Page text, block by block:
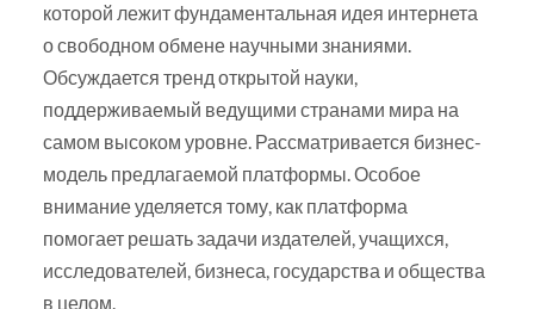
которой лежит фундаментальная идея интернета
о свободном обмене научными знаниями.
Обсуждается тренд открытой науки,
поддерживаемый ведущими странами мира на
самом высоком уровне. Рассматривается бизнес-
модель предлагаемой платформы. Особое
внимание уделяется тому, как платформа
помогает решать задачи издателей, учащихся,
исследователей, бизнеса, государства и общества
в целом.